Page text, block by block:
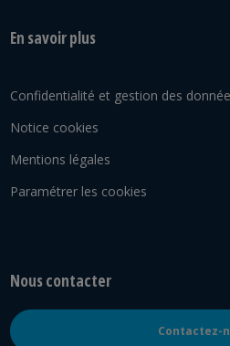
En savoir plus
Confidentialité et gestion des
Notice cookies
Mentions légales
Paramétrer les cookies
Nous contacter
Contactez-